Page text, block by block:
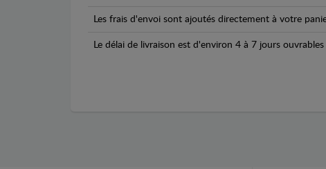
Les frais d'envoi sont ajoutés directement à votre
Le délai de livraison est d'environ 4 à 7 jours ouvrables